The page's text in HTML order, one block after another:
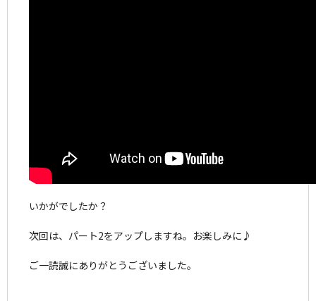
いかがでしたか？
次回は、パート2をアップしますね。お楽しみに♪
ご一読誠にありがとうございました。